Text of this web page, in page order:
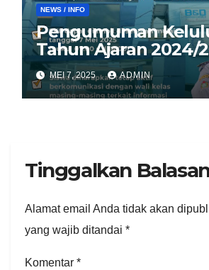
NEWS / INFO
Pengumuman
Tahun Ajaran 2024/
MEI 7, 2025 ADMIN
Tinggalkan
Alamat email Anda tidak akan
yang wajib ditandai *
Komentar *